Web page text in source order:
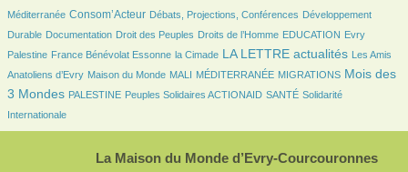
Méditerranée
869/3398 Consom’Acteur
184/3398 Débats, Projections, Conférences
261/3398
Développement
Durable
58/3398Documentation
26/3398 Droit des Peuples
164/3398 Droits de l’Homme
43/3398 EDUCATION
6/3398
Evry
Palestine
211/3398France Bénévolat Essonne
47/3398 la Cimade
1207/3398 LA LETTRE actualités
31/3398
Les Amis
Anatoliens d’Evry
120/3398 Maison du Monde
37/3398 MALI
7/3398 MÉDITERRANÉE
197/3398 MIGRATIONS
1202/3398
Mois des
3 Mondes
89/3398 PALESTINE
110/3398 Peuples Solidaires ACTIONAID
125/3398 SANTÉ
259/3398
Solidarité
Internationale
La Maison du Monde d’Evry-Courcouronnes